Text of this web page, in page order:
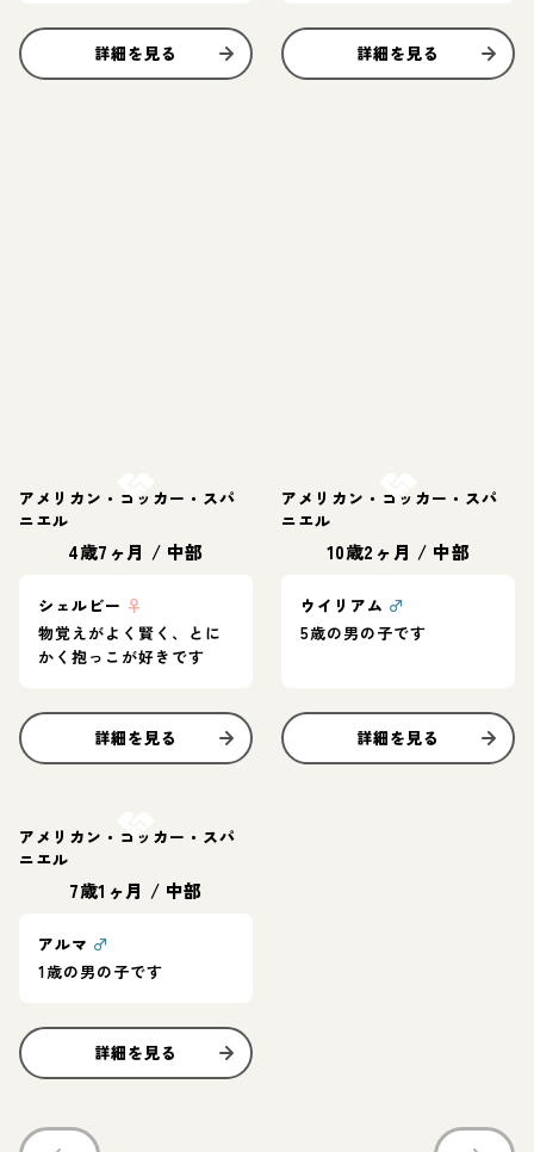
詳細を見る 詳細を見る
アメリカン・コッカー・スパ
ニエル
4歳7ヶ月 / 中部
シェルビー ♀
物覚えがよく賢く、とに
かく抱っこが好きです
詳細を見る
アメリカン・コッカー・スパ
ニエル
10歳2ヶ月 / 中部
ウイリアム ♂
5歳の男の子です
詳細を見る
アメリカン・コッカー・スパ
ニエル
7歳1ヶ月 / 中部
アルマ ♂
1歳の男の子です
詳細を見る